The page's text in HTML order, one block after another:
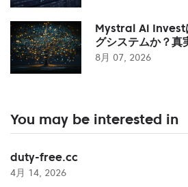
Mystral Ai Invest
グシステムか？真
8月 07, 2026
You may be interested in
duty-free.cc
4月 14, 2026